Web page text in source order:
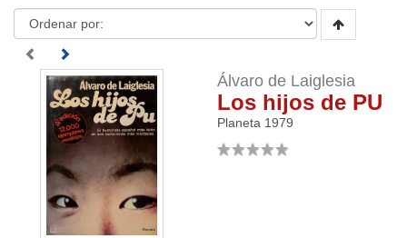
Álvaro de Laiglesia
Los hijos de PU
Planeta 1979